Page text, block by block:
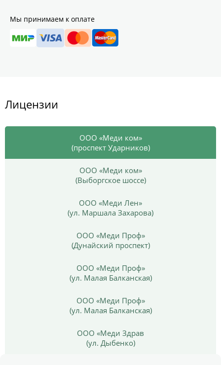
Мы принимаем к оплате
Лицензии
ООО «Меди ком»
(проспект Ударников)
ООО «Меди ком»
(Выборгское шоссе)
ООО «Меди Лен»
(ул. Маршала Захарова)
ООО «Меди Проф»
(Дунайский проспект)
ООО «Меди Проф»
(ул. Малая Балканская)
ООО «Меди Проф»
(ул. Малая Балканская)
ООО «Меди Здрав
(ул. Дыбенко)